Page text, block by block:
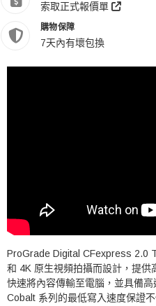
索取正式報價單
購物保障
7天內有壞包換
ProGrade Digital CFexpress 2.0
和 4K 原生視頻拍攝而設計，提
快速將內容傳輸至電腦，並具備
Cobalt 系列的最低寫入速度保證